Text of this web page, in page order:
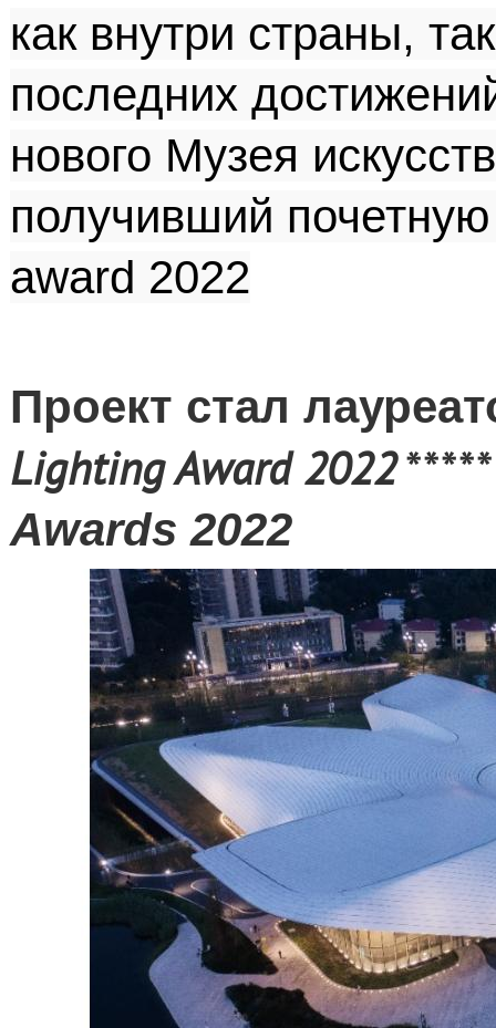
как внутри страны,
последних
нового Музея
получивший
award 2022
Проект стал
Lighting Award 2022
Awards 2022